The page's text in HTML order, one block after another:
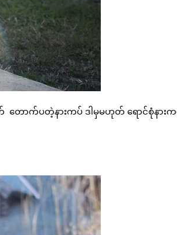
ောက်ပတဲ့နားကပ် ဒါမှမဟုတ် ရောင်စုံနား